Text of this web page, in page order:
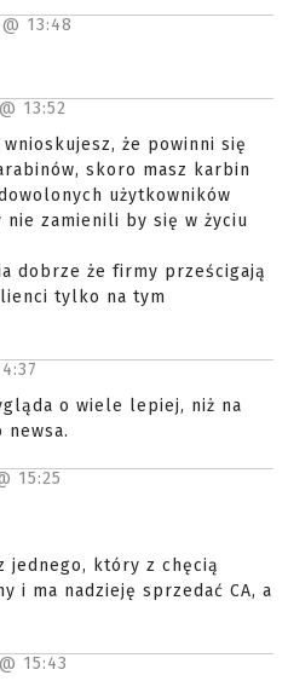
13:48
13:52
że powinni się
skoro masz karbin
użytkowników
nie zamienili by się w życiu
dobrze że firmy prześcigają
tylko na tym
o wiele lepiej, niż na
15:25
jednego, który z chęcią
i ma nadzieję sprzedać CA, a
15:43